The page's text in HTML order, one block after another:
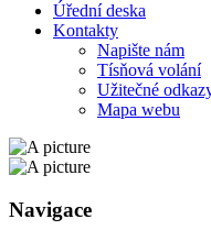
Úřední deska
Kontakty
Napište nám
Tísňová volání
Užitečné
Mapa webu
Navigace